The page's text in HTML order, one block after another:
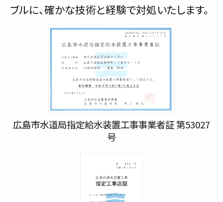
ブルに、確かな技術と経験で対処いたします。
広島市水道局指定給水装置工事事業者証 第53027
号